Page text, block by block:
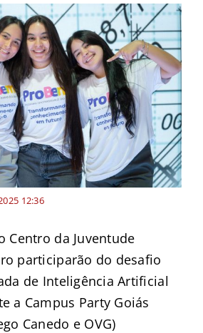
12:36
Centro da Juventude
participarão do desafio
de Inteligência Artificial
a Campus Party Goiás
Canedo e OVG)